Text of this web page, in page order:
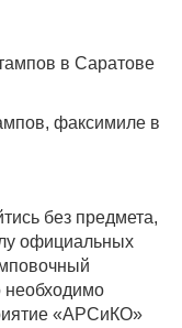
в Саратове
факсимиле в
без предмета,
официальных
необходимо
«АРСиКО»